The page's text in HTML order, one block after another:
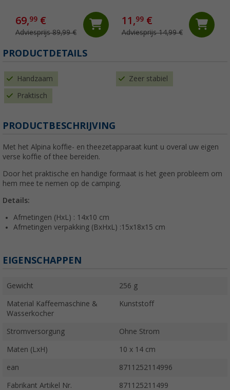
69,99 €
Adviesprijs 89,99 €
11,99€
Adviesprijs 14,99 €
PRODUCTDETAILS
Handzaam Zeer stabiel
Praktisch
PRODUCTBESCHRIJVING
Met het Alpina koffie- en theezetapparaat kunt u overal uw eigen
verse koffie of thee bereiden.
Door het praktische en handige formaat is het geen probleem om
hem mee te nemen op de camping.
Details:
Afmetingen (HxL) : 14x10 cm
Afmetingen verpakking (BxHxL) :15x18x15 cm
EIGENSCHAPPEN
Gewicht 256 g
Material Kaffeemaschine &
Wasserkocher
Kunststoff
Stromversorgung Ohne Strom
Maten (LxH) 10 x 14 cm
ean 8711252114996
Fabrikant Artikel Nr. 871125211499